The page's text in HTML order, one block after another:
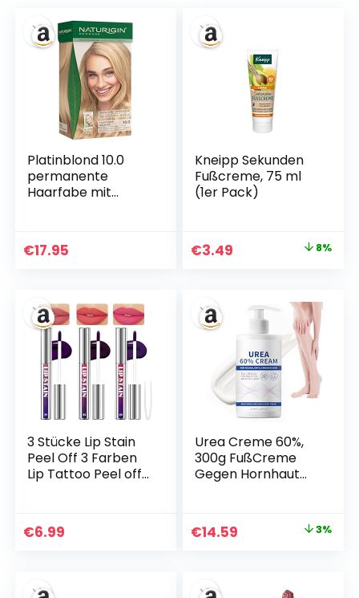
Platinblond 10.0
permanente
Haarfabe mit
Ohne Ammoniak
€17.95
Kneipp Sekunden
Fußcreme, 75 ml
(1er Pack)
Ursprünglicher
€3.79
€3.49
€3.49.
8%
3 Stücke Lip Stain
Peel Off 3 Farben
Lip Tattoo Peel off
Lipstick
Wasserdichter und
Geeignet für Das
€6.99
Urea Creme 60%,
300g FußCreme
Gegen Hornhaut
Knie, Fersen und
Hände, Spendet
Creme Maximale
Ursprünglicher
€14.99
€14.59
€14.59.
3%